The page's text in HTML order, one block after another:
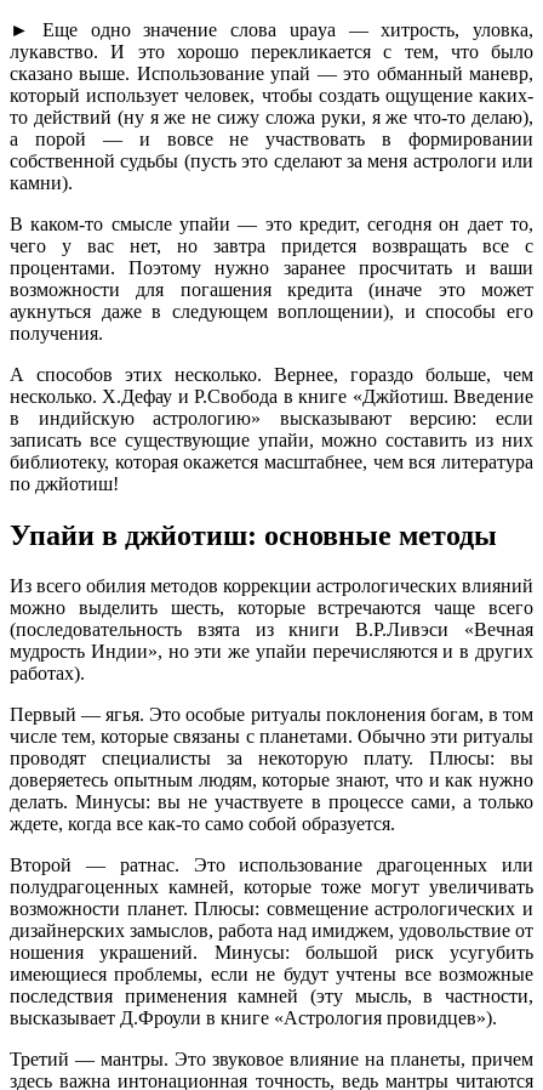
► Еще одно значение слова upaya — хитрость, уловка,
лукавство. И это хорошо перекликается с тем, что было
сказано выше. Использование упай — это обманный маневр,
который использует человек, чтобы создать ощущение каких-
то действий (ну я же не сижу сложа руки, я же что-то делаю),
а порой — и вовсе не участвовать в формировании
собственной судьбы (пусть это сделают за меня астрологи или
камни).
В каком-то смысле упайи — это кредит, сегодня он дает то,
чего у вас нет, но завтра придется возвращать все с
процентами. Поэтому нужно заранее просчитать и ваши
возможности для погашения кредита (иначе это может
аукнуться даже в следующем воплощении), и способы его
получения.
А способов этих несколько. Вернее, гораздо больше, чем
несколько. Х.Дефау и Р.Свобода в книге «Джйотиш. Введение
в индийскую астрологию» высказывают версию: если
записать все существующие упайи, можно составить из них
библиотеку, которая окажется масштабнее, чем вся литература
по джйотиш!
Упайи в джйотиш: основные методы
Из всего обилия методов коррекции астрологических влияний
можно выделить шесть, которые встречаются чаще всего
(последовательность взята из книги В.Р.Ливэси «Вечная
мудрость Индии», но эти же упайи перечисляются и в других
работах).
Первый — ягья. Это особые ритуалы поклонения богам, в том
числе тем, которые связаны с планетами. Обычно эти ритуалы
проводят специалисты за некоторую плату. Плюсы: вы
доверяетесь опытным людям, которые знают, что и как нужно
делать. Минусы: вы не участвуете в процессе сами, а только
ждете, когда все как-то само собой образуется.
Второй — ратнас. Это использование драгоценных или
полудрагоценных камней, которые тоже могут увеличивать
возможности планет. Плюсы: совмещение астрологических и
дизайнерских замыслов, работа над имиджем, удовольствие от
ношения украшений. Минусы: большой риск усугубить
имеющиеся проблемы, если не будут учтены все возможные
последствия применения камней (эту мысль, в частности,
высказывает Д.Фроули в книге «Астрология провидцев»).
Третий — мантры. Это звуковое влияние на планеты, причем
здесь важна интонационная точность, ведь мантры читаются